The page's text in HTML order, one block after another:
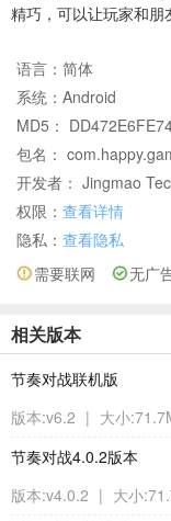
精巧，可以让玩家和朋
语言： 简体
系统： Android
MD5：
包名：
开发者： Jingmao Tec
权限： 查看详情
隐私： 查看隐私
需要联网 无广
相关版本
节奏对战联机版
版本:v6.2 | 大小
节奏对战4.0.2版本
版本:v4.0.2 | 大小